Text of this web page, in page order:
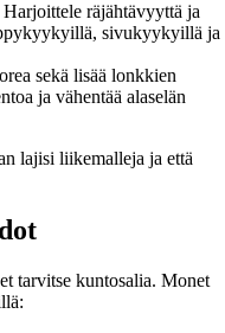
Harjoittele räjähtävyyttä ja
sivukyykyillä ja
sekä lisää lonkkien
ja vähentää alaselän
lajisi liikemalleja ja että
tarvitse kuntosalia. Monet